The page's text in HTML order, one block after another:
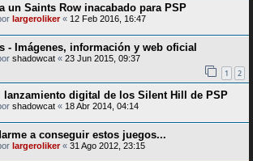
un Saints Row inacabado para PSP
largeroliker« 12 Feb 2016, 16:47
- Imágenes, información y web oficial
shadowcat « 23 Jun 2015, 09:37
1 2
lanzamiento digital de los Silent Hill de PSP
shadowcat « 18 Abr 2014, 04:14
a conseguir estos juegos...
largeroliker« 31 Ago 2012, 23:15